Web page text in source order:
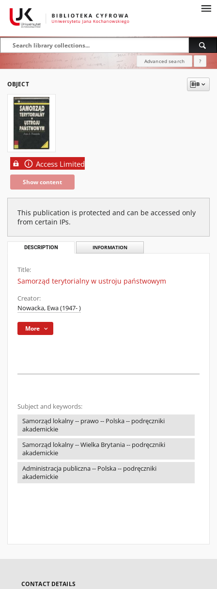
Advanced search ?
OBJECT
Access Limited
Show content
This publication is protected and can be accessed only
from certain IPs.
DESCRIPTION INFORMATION
Title:
Samorząd terytorialny w ustroju państwowym
Creator:
Nowacka, Ewa (1947- )
More
Subject and keywords:
Samorząd lokalny -- prawo -- Polska -- podręczniki
akademickie
Samorząd lokalny -- Wielka Brytania -- podręczniki
akademickie
Administracja publiczna -- Polska -- podręczniki
akademickie
CONTACT DETAILS